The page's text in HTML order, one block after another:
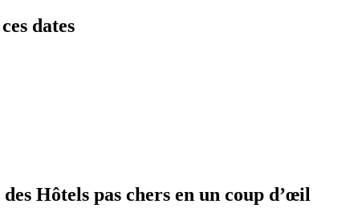
dates
Hôtels pas chers en un coup d’œil